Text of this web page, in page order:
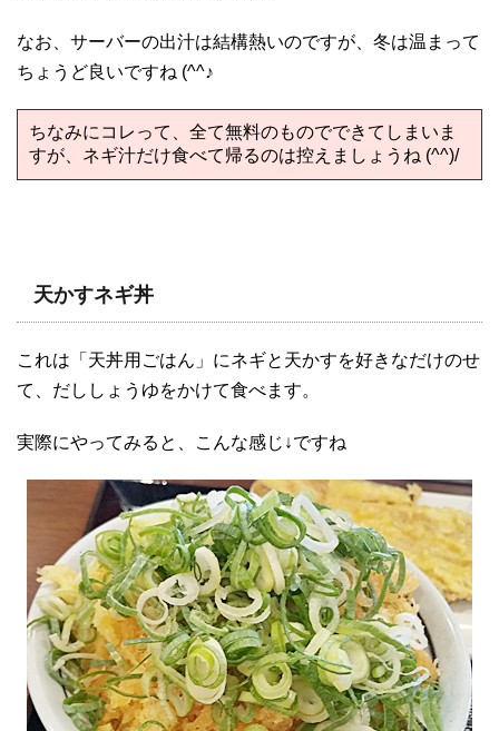
なお、サーバーの出汁は結構熱いのですが、冬は温まって
ちょうど良いですね (^^♪
ちなみにコレって、全て無料のものでできてしまいま
すが、ネギ汁だけ食べて帰るのは控えましょうね (^^)/
天かすネギ丼
これは「天丼用ごはん」にネギと天かすを好きなだけのせ
て、だししょうゆをかけて食べます。
実際にやってみると、こんな感じ↓ですね